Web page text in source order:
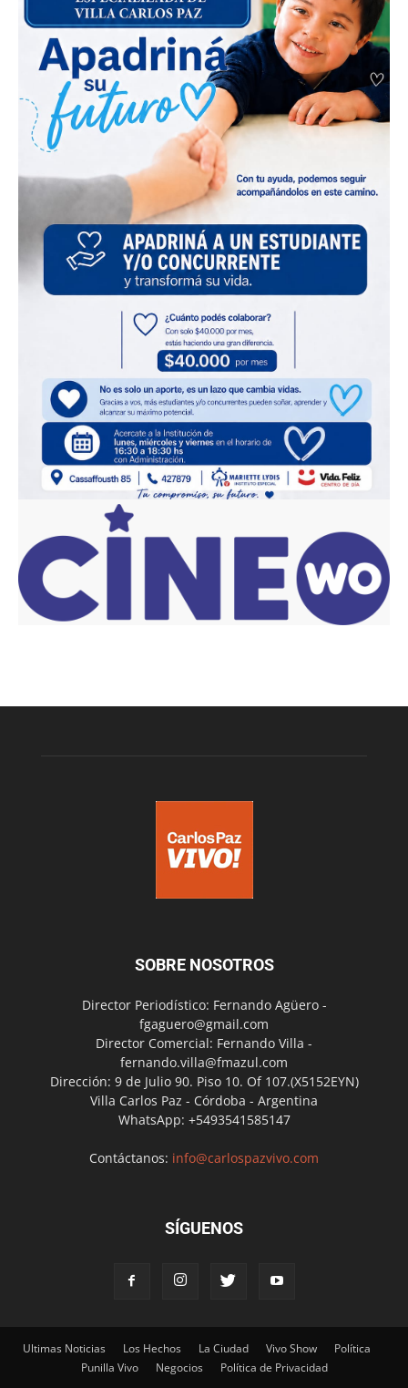
SOBRE NOSOTROS
Director Periodístico: Fernando Agüero -
fgaguero@gmail.com
Director Comercial: Fernando Villa -
fernando.villa@fmazul.com
Dirección: 9 de Julio 90. Piso 10. Of 107.(X5152EYN)
Villa Carlos Paz - Córdoba - Argentina
WhatsApp: +5493541585147
Contáctanos: info@carlospazvivo.com
SÍGUENOS
Ultimas Noticias Los Hechos La Ciudad Vivo Show
Política
Punilla Vivo
Negocios Política de Privacidad